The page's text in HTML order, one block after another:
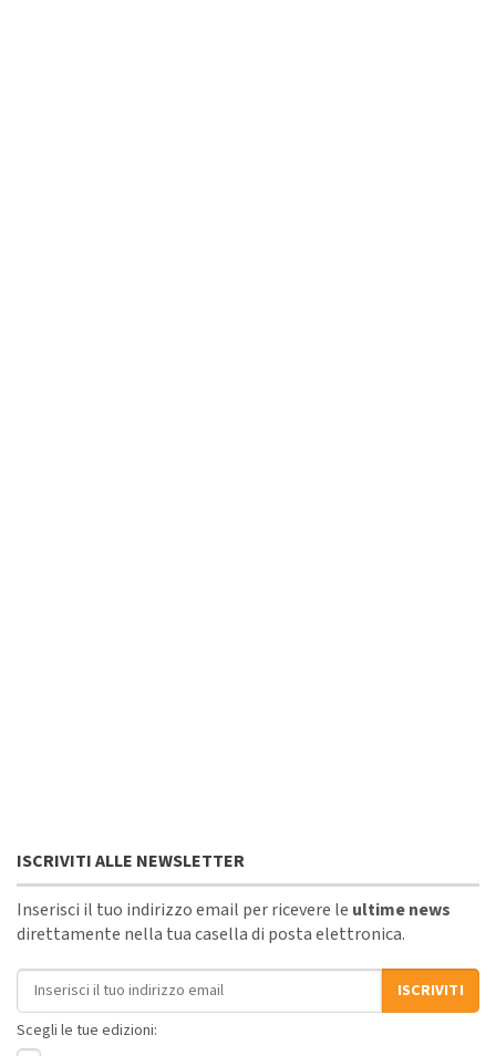
ISCRIVITI ALLE NEWSLETTER
Inserisci il tuo indirizzo email per ricevere le ultime news
direttamente nella tua casella di posta elettronica.
Indirizzo email
ISCRIVITI
Scegli le tue edizioni: